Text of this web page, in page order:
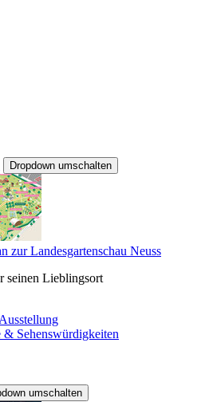
Dropdown umschalten
zur Landesgartenschau Neuss
seinen Lieblingsort
& Sehenswürdigkeiten
umschalten